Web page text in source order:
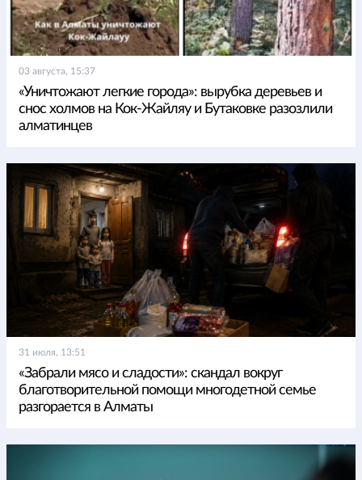
03 августа, 15:37
«Уничтожают легкие города»: вырубка деревьев и
снос холмов на Кок-Жайляу и Бутаковке разозлили
алматинцев
31 июля, 13:51
«Забрали мясо и сладости»: скандал вокруг
благотворительной помощи многодетной семье
разгорается в Алматы